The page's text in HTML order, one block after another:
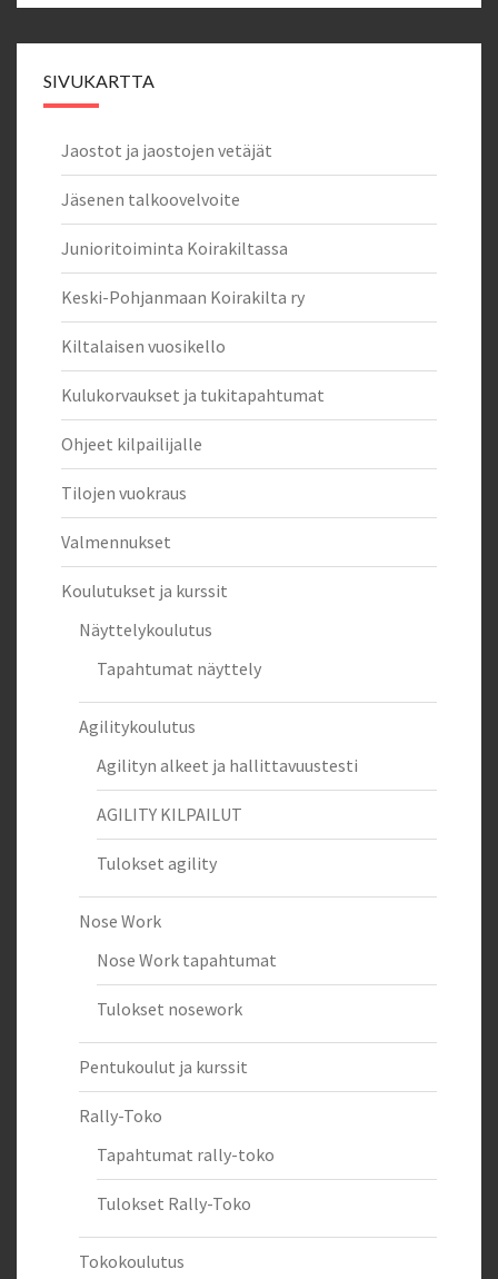
SIVUKARTTA
Jaostot ja jaostojen vetäjät
Jäsenen talkoovelvoite
Junioritoiminta Koirakiltassa
Keski-Pohjanmaan Koirakilta ry
Kiltalaisen vuosikello
Kulukorvaukset ja tukitapahtumat
Ohjeet kilpailijalle
Tilojen vuokraus
Valmennukset
Koulutukset ja kurssit
Näyttelykoulutus
Tapahtumat näyttely
Agilitykoulutus
Agilityn alkeet ja hallittavuustesti
AGILITY KILPAILUT
Tulokset agility
Nose Work
Nose Work tapahtumat
Tulokset nosework
Pentukoulut ja kurssit
Rally-Toko
Tapahtumat rally-toko
Tulokset Rally-Toko
Tokokoulutus